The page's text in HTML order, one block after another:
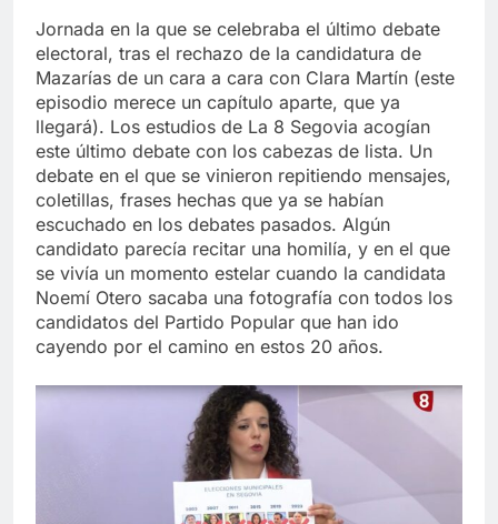
Jornada en la que se celebraba el último debate
electoral, tras el rechazo de la candidatura de
Mazarías de un cara a cara con Clara Martín (este
episodio merece un capítulo aparte, que ya
llegará). Los estudios de La 8 Segovia acogían
este último debate con los cabezas de lista. Un
debate en el que se vinieron repitiendo mensajes,
coletillas, frases hechas que ya se habían
escuchado en los debates pasados. Algún
candidato parecía recitar una homilía, y en el que
se vivía un momento estelar cuando la candidata
Noemí Otero sacaba una fotografía con todos los
candidatos del Partido Popular que han ido
cayendo por el camino en estos 20 años.